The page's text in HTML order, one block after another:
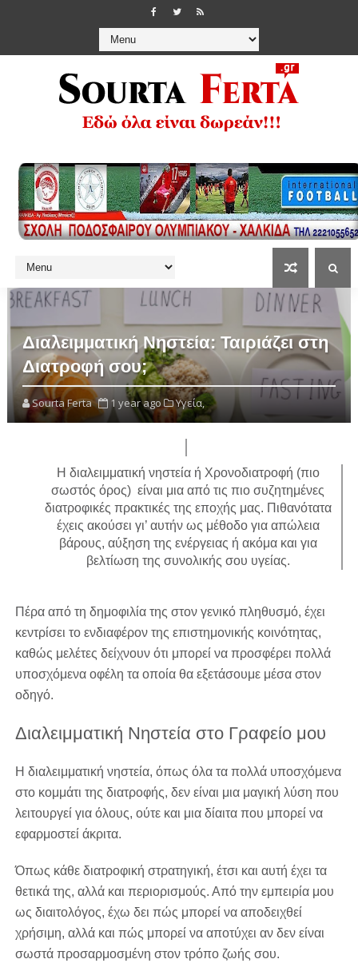
Διαλειμματική Νηστεία: Ταιριάζει στη
Διατροφή σου;
Sourta Ferta 1 year ago Υγεία,
Η διαλειμματική νηστεία ή Χρονοδιατροφή (πιο
σωστός όρος) είναι μια από τις πιο συζητημένες
διατροφικές πρακτικές της εποχής μας. Πιθανότατα
έχεις ακούσει γι’ αυτήν ως μέθοδο για απώλεια
βάρους, αύξηση της ενέργειας ή ακόμα και για
βελτίωση της συνολικής σου υγείας.
Πέρα από τη δημοφιλία της στον γενικό πληθυσμό, έχει
κεντρίσει το ενδιαφέρον της επιστημονικής κοινότητας,
καθώς μελέτες δείχνουν ότι μπορεί να προσφέρει πολλά
υποσχόμενα οφέλη τα οποία θα εξετάσουμε μέσα στον
οδηγό.
Διαλειμματική Νηστεία στο Γραφείο μου
Η διαλειμματική νηστεία, όπως όλα τα πολλά υποσχόμενα
στο κομμάτι της διατροφής, δεν είναι μια μαγική λύση που
λειτουργεί για όλους, ούτε και μια δίαιτα που μπορεί να
εφαρμοστεί άκριτα.
Όπως κάθε διατροφική στρατηγική, έτσι και αυτή έχει τα
θετικά της, αλλά και περιορισμούς. Από την εμπειρία μου
ως διαιτολόγος, έχω δει πώς μπορεί να αποδειχθεί
χρήσιμη, αλλά και πώς μπορεί να αποτύχει αν δεν είναι
σωστά προσαρμοσμένη στον τρόπο ζωής σου.